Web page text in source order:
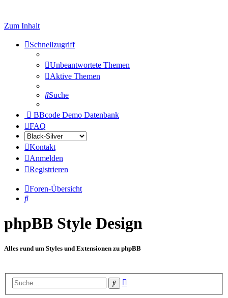
Zum Inhalt
Schnellzugriff
Unbeantwortete Themen
Aktive Themen
Suche
BBcode Demo Datenbank
FAQ
Kontakt
Anmelden
Registrieren
Foren-Übersicht
Suche
phpBB Style Design
Alles rund um Styles und Extensionen zu phpBB
Suche